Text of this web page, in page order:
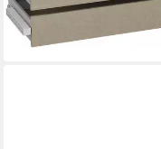
UVP249,00 €
-58%
lieferbar in 3 Wochen